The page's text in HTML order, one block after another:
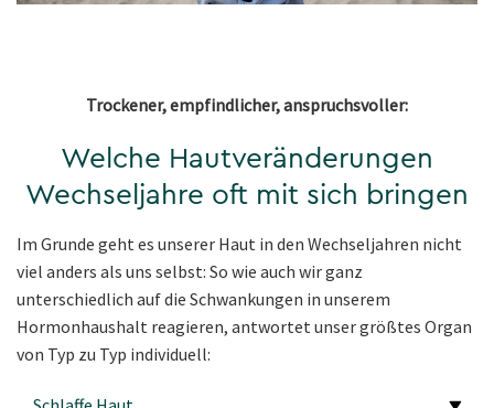
Trockener, empfindlicher, anspruchsvoller:
Welche Hautveränderungen
Wechseljahre oft mit sich bringen
Im Grunde geht es unserer Haut in den Wechseljahren nicht
viel anders als uns selbst: So wie auch wir ganz
unterschiedlich auf die Schwankungen in unserem
Hormonhaushalt reagieren, antwortet unser größtes Organ
von Typ zu Typ individuell: